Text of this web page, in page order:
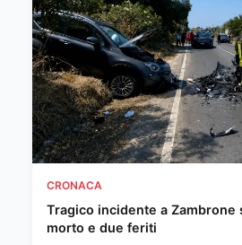
CRONACA
Tragico incidente a Zambrone
morto e due feriti